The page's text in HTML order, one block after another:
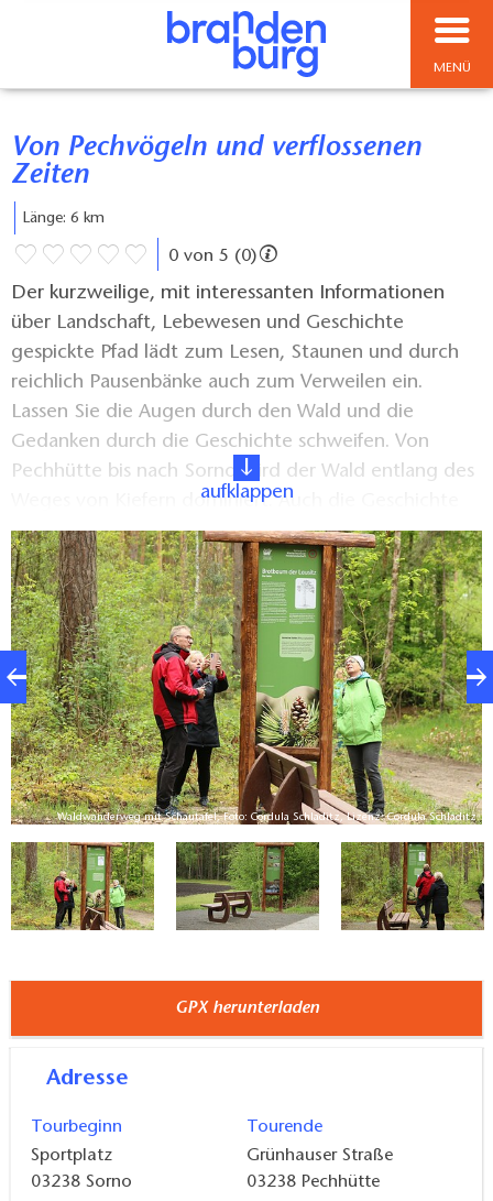
MENÜ
Von Pechvögeln und verflossenen
Zeiten
Länge: 6 km
0 von 5 (0)
Der kurzweilige, mit interessanten Informationen
über Landschaft, Lebewesen und Geschichte
gespickte Pfad lädt zum Lesen, Staunen und durch
reichlich Pausenbänke auch zum Verweilen ein.
Lassen Sie die Augen durch den Wald und die
Gedanken durch die Geschichte schweifen. Von
Pechhütte bis nach Sorno wird der Wald entlang des
Weges von Kiefern dominiert. Auch die Geschichte
der Ortschaft Pechhütte ist stark mit dieser Baumart
verknüpft.
aufklappen
Waldwanderweg mit Schautafel, Foto: Cordula Schladitz, Lizenz: Cordula Schladitz
GPX herunterladen
Adresse
Tourbeginn
Sportplatz
03238 Sorno
Tourende
Grünhauser Straße
03238 Pechhütte